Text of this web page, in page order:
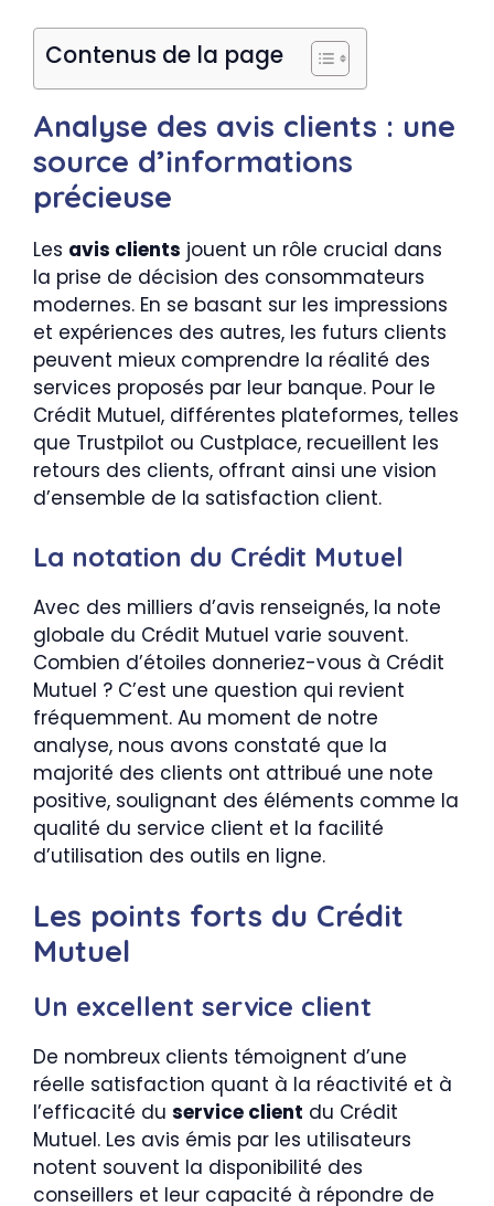
Contenus de la page
Analyse des avis clients : une
source d’informations
précieuse
Les avis clients jouent un rôle crucial dans
la prise de décision des consommateurs
modernes. En se basant sur les impressions
et expériences des autres, les futurs clients
peuvent mieux comprendre la réalité des
services proposés par leur banque. Pour le
Crédit Mutuel, différentes plateformes, telles
que Trustpilot ou Custplace, recueillent les
retours des clients, offrant ainsi une vision
d’ensemble de la satisfaction client.
La notation du Crédit Mutuel
Avec des milliers d’avis renseignés, la note
globale du Crédit Mutuel varie souvent.
Combien d’étoiles donneriez-vous à Crédit
Mutuel ? C’est une question qui revient
fréquemment. Au moment de notre
analyse, nous avons constaté que la
majorité des clients ont attribué une note
positive, soulignant des éléments comme la
qualité du service client et la facilité
d’utilisation des outils en ligne.
Les points forts du Crédit
Mutuel
Un excellent service client
De nombreux clients témoignent d’une
réelle satisfaction quant à la réactivité et à
l’efficacité du service client du Crédit
Mutuel. Les avis émis par les utilisateurs
notent souvent la disponibilité des
conseillers et leur capacité à répondre de